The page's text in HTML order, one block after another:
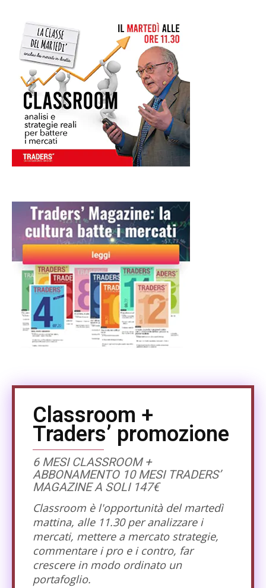
Classroom +
Traders’ promozione
6 MESI CLASSROOM +
ABBONAMENTO 10 MESI TRADERS’
MAGAZINE A SOLI 147€
Classroom è l'opportunità del martedì
mattina, alle 11.30 per analizzare i
mercati, mettere a mercato strategie,
commentare i pro e i contro, far
crescere in modo ordinato un
portafoglio.